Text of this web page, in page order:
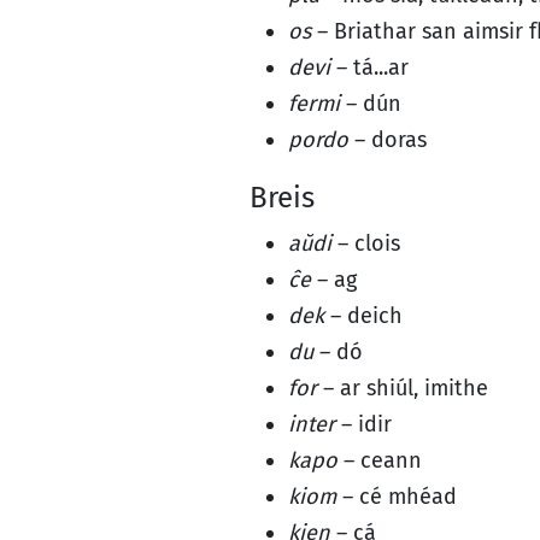
os– Briathar san aimsir
devi– tá...ar
fermi– dún
pordo – doras
Breis
aŭdi– clois
ĉe– ag
dek– deich
du– dó
for– ar shiúl, imithe
inter– idir
kapo – ceann
kiom– cé mhéad
kien – cá